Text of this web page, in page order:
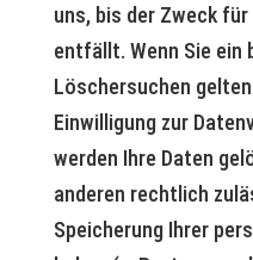
uns, bis der Zweck
entfällt. Wenn Sie ein
Löschersuchen
Einwilligung zur
werden Ihre Daten
anderen rechtlich
Speicherung Ihrer